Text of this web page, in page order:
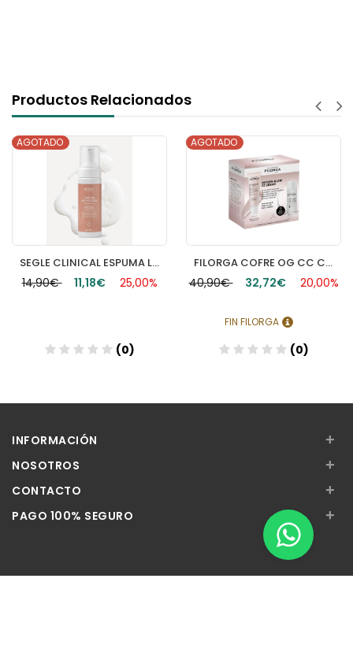
Productos Relacionados
SEGLE CLINICAL ESPUMA LIMPIADORA 1 ENVASE 150 ML
14,90€ 11,18€
AGOTADO
25,00%
(0)
FILORGA COFRE OG CC CREAM
40,90€ 32,72€
AGOTADO
20,00%
FIN FILORGA
(0)
INFORMACIÓN +
NOSOTROS +
CONTACTO +
PAGO 100% SEGURO +